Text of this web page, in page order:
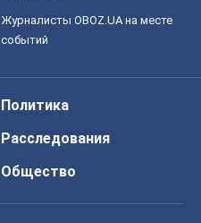
Журналисты OBOZ.UA на месте
событий
Политика
Расследования
Общество